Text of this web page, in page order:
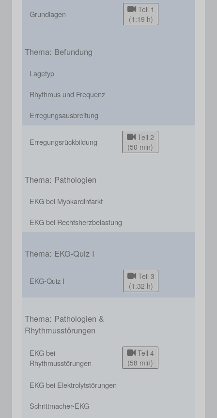
Grundlagen
Teil 1
(1:19 h)
Thema: Befundung
Lagetyp
Rhythmus und Frequenz
Erregungsausbreitung
Erregungsrückbildung
Teil 2
(50 min)
Thema: Pathologien
EKG bei Myokardinfarkt
EKG bei Rechtsherzbelastung
Thema: EKG-Quiz I
EKG-Quiz I
Teil 3
(1:32 h)
Thema: Pathologien &
Rhythmusstörungen
EKG bei
Rhythmusstörungen
Teil 4
(58 min)
EKG bei Elektrolytstörungen
Schrittmacher-EKG